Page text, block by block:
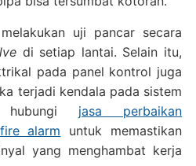
uji pancar secara
di setiap lantai. Selain itu,
pada panel kontrol juga
terjadi kendala pada sistem
hubungi jasa perbaikan
alarm untuk memastikan
yang menghambat kerja